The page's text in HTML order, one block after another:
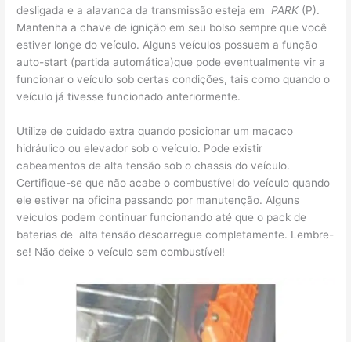
desligada e a alavanca da transmissão esteja em PARK (P).
Mantenha a chave de ignição em seu bolso sempre que você
estiver longe do veículo. Alguns veículos possuem a função
auto-start (partida automática)que pode eventualmente vir a
funcionar o veículo sob certas condições, tais como quando o
veículo já tivesse funcionado anteriormente.
Utilize de cuidado extra quando posicionar um macaco
hidráulico ou elevador sob o veículo. Pode existir
cabeamentos de alta tensão sob o chassis do veículo.
Certifique-se que não acabe o combustível do veículo quando
ele estiver na oficina passando por manutenção. Alguns
veículos podem continuar funcionando até que o pack de
baterias de alta tensão descarregue completamente. Lembre-
se! Não deixe o veículo sem combustível!